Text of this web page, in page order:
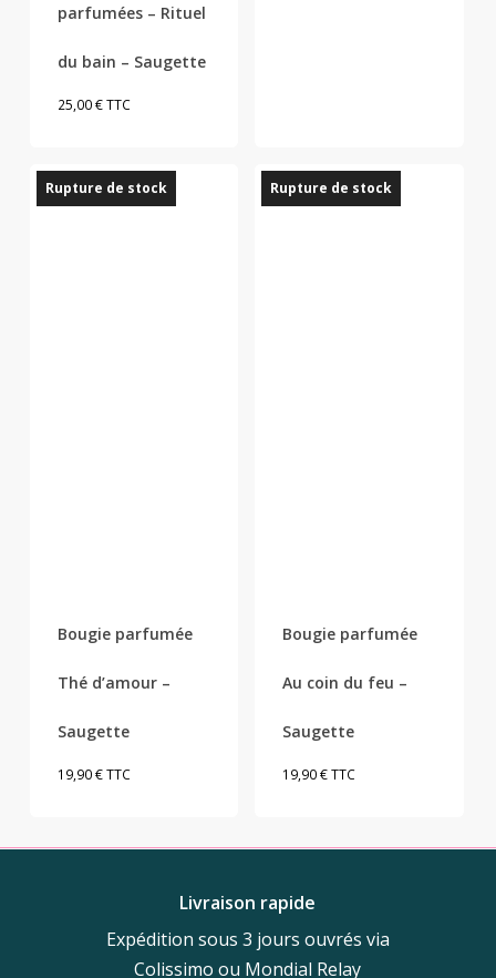
parfumées – Rituel
du bain – Saugette
25,00€TTC
Rupture de stock
Bougie parfumée
Thé d’amour –
Saugette
19,90€TTC
Rupture de stock
Bougie parfumée
Au coin du feu –
Saugette
19,90€TTC
Livraison rapide
Expédition sous 3 jours ouvrés via
Colissimo ou Mondial Relay